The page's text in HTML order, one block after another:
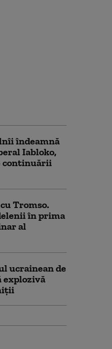
îndeamnă
Iabloko,
continuării
Tromso.
în prima
al
ucrainean de
explozivă